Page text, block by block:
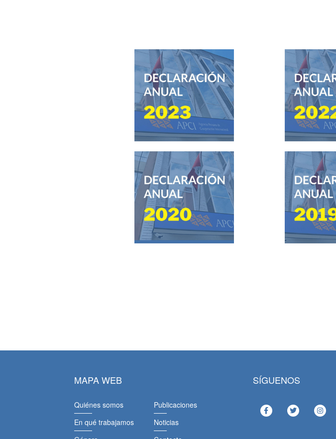
MAPA WEB
Quiénes somos
En qué trabajamos
Publicaciones
Noticias
SÍGUENOS